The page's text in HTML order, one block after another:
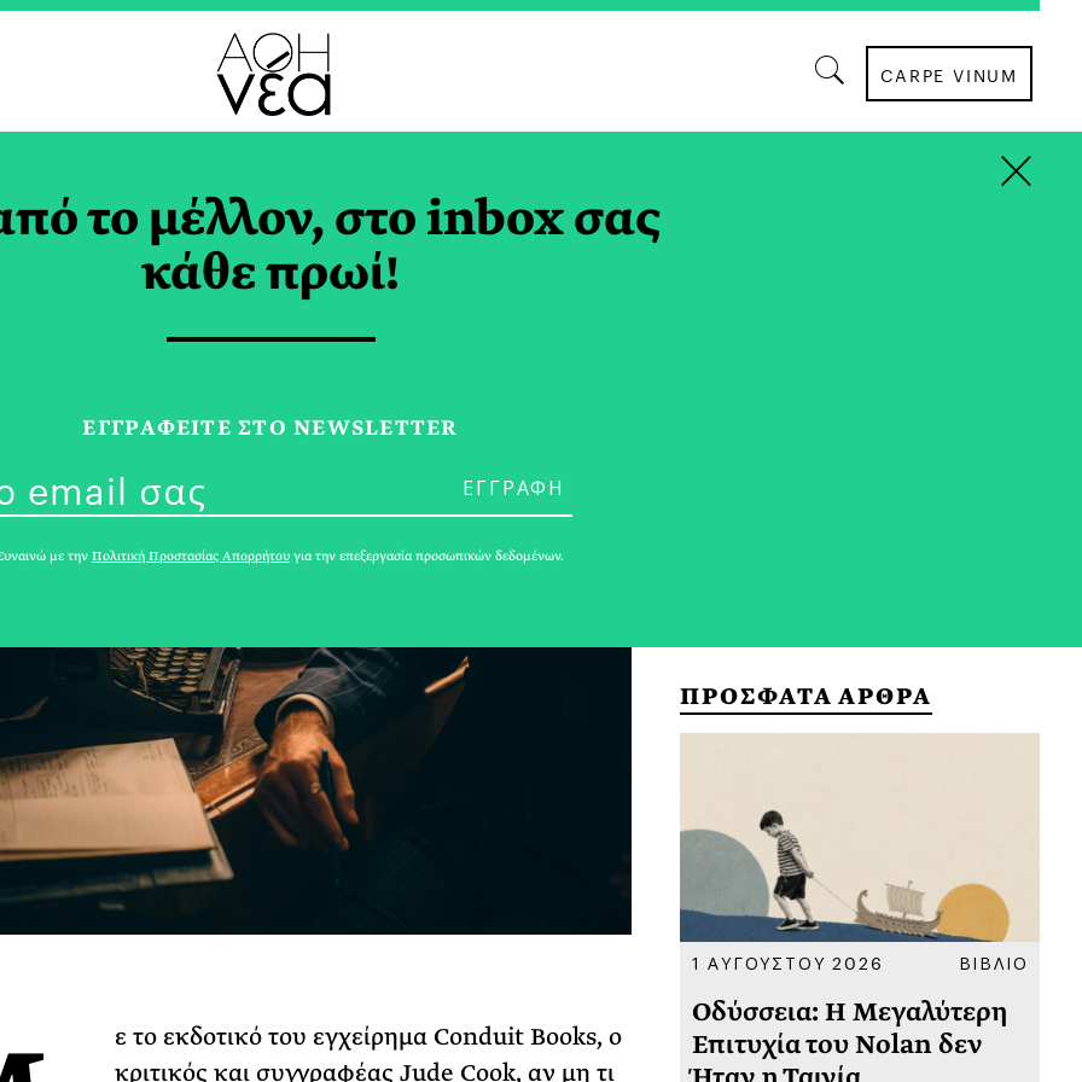
CARPE VINUM
του Άνδρα
ε το εκδοτικό του εγχείρημα Conduit Books, ο
κριτικός και συγγραφέας Jude Cook, αν μη τι
ΠΡΟΣΦΑΤΑ ΑΡΘΡΑ
Φωτογραφίζεται πριν
1 ΑΥΓΟΥΣΤΟΥ 2026 ΒΙΒΛΙΟ
Οδύσσεια: Η Μεγαλύτερη
Επιτυχία του Nolan δεν
το μέλλον, στο inbox σας
κάθε πρωί!
ΕΓΓPΑΦΕΙΤΕ ΣΤΟ NEWSLETTER
με τηνΠολιτική Προστασίας Απορρήτου για την επεξεργασία προσωπικών δεδομένων.
×